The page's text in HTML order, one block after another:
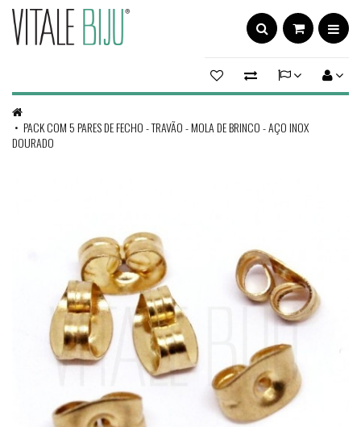
PACK COM 5 PARES DE FECHO - TRAVÃO - MOLA DE BRINCO - AÇO INOX
DOURADO